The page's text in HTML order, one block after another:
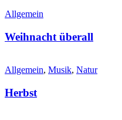
Allgemein
Weihnacht überall
Allgemein, Musik, Natur
Herbst